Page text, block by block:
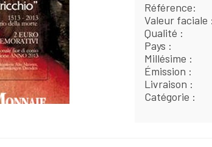
Référence
Valeur faciale
Qualité
Pays
Millésime
Émission
Livraison
Catégorie